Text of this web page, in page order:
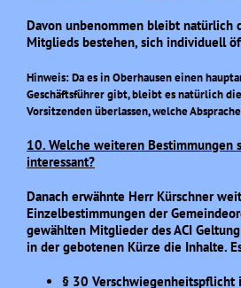
Davon unbenommen bleibt natürlich
Mitglieds bestehen, sich individuell
Hinweis: Da es in Oberhausen einen
Geschäftsführer gibt, bleibt es natürlich
Vorsitzenden überlassen, welche
10. Welche weiteren Bestimmungen
interessant?
Danach erwähnte Herr Kürschner
Einzelbestimmungen der
gewählten Mitglieder des ACI
in der gebotenen Kürze die Inhalte.
§ 30 Verschwiegenheitspflicht